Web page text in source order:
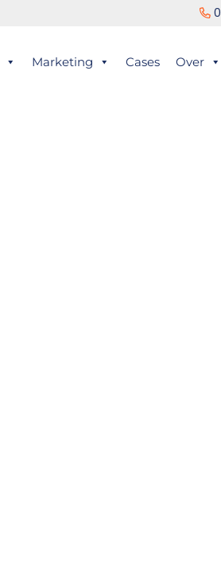
Marketing Cases Over